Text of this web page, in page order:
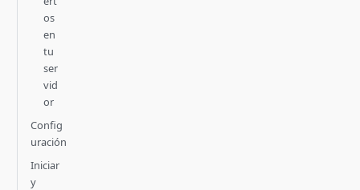
os
en
tu
ser
vid
or
Config
uración
Iniciar
y